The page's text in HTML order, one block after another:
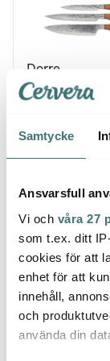
Samtycke
Ansvarsfull
Vi och våra 27
som t.ex. ditt
cookies för att
enhet för att
innehåll,
och
använda din
Dorre
Akira Knivset 3
Trä
269 kr
Låt dig